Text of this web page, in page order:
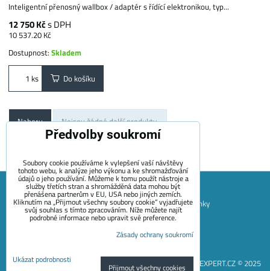
Inteligentní přenosný wallbox / adaptér s řídící elektronikou, typ...
12 750 Kčs DPH
10 537.20 Kč
Dostupnost:Skladem
ks Do košíku
Nahoru
Nejsou žádné další produkty.
Mapa Stránek Obchodní podmínky
Platební podmínky
Záruční podmínky EVECUBE
Doprava a vrácení zboží
O nás
Blog
EVEXPERT.CZ © 2025
Předvolby soukromí
Soubory cookie používáme k vylepšení vaší návštěvy
tohoto webu, k analýze jeho výkonu a ke shromažďování
údajů o jeho používání. Můžeme k tomu použít nástroje a
služby třetích stran a shromážděná data mohou být
přenášena partnerům v EU, USA nebo jiných zemích.
Kliknutím na „Přijmout všechny soubory cookie“ vyjadřujete
svůj souhlas s tímto zpracováním. Níže můžete najít
podrobné informace nebo upravit své preference.
Zásady ochrany soukromí
Ukázat podrobnosti
Přijmout všechny cookies